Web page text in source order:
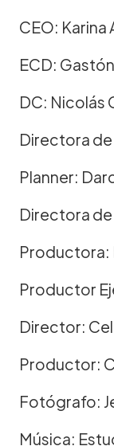
CEO: Karina
ECD:
DC: Nicolás
Directora
Planner:
Directora
Productora:
Productor
Director:
Productor:
Fotógrafo:
Música: